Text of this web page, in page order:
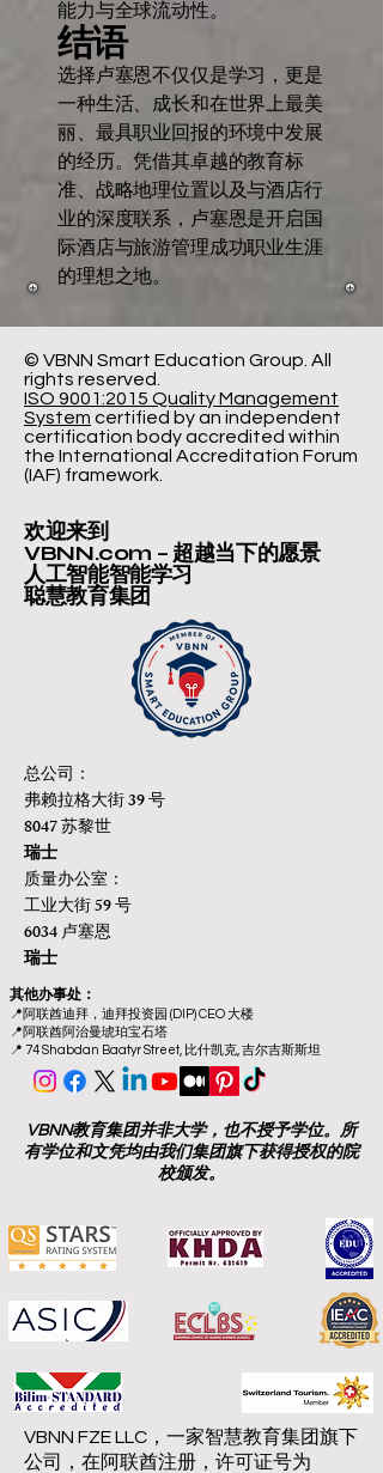
能力与全球流动性。
结语
选择卢塞恩不仅仅是学习，更是
一种生活、成长和在世界上最美
丽、最具职业回报的环境中发展
的经历。凭借其卓越的教育标
准、战略地理位置以及与酒店行
业的深度联系，卢塞恩是开启国
际酒店与旅游管理成功职业生涯
的理想之地。
© VBNN Smart Education Group. All
rights reserved.
ISO 9001:2015 Quality Management
System certified by an independent
certification body accredited within
the International Accreditation Forum
(IAF) framework.
欢迎来到
VBNN.com – 超越当下的愿景
人工智能智能学习
聪慧教育集团
总公司：
弗赖拉格大街 39 号
8047 苏黎世
瑞士
质量办公室：
工业大街 59 号
6034 卢塞恩
瑞士
其他办事处：
📍 阿联酋迪拜，迪拜投资园 (DIP) CEO 大楼
📍 阿联酋阿治曼琥珀宝石塔
📍 74 Shabdan Baatyr Street, 比什凯克, 吉尔吉斯斯坦
VBNN教育集团并非大学，也不授予学位。所
有学位和文凭均由我们集团旗下获得授权的院
校颁发。
VBNN FZE LLC，一家智慧教育集团旗下
公司，在阿联酋注册，许可证号为